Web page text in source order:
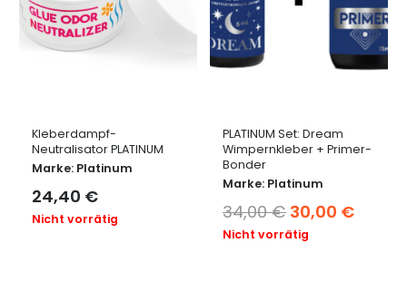
Kleberdampf-
Neutralisator PLATINUM
Marke: Platinum
24,40 €
Nicht vorrätig
PLATINUM Set: Dream
Wimpernkleber + Primer-
Bonder
Marke: Platinum
34,00€
Preis
30,00 €
Nicht vorrätig